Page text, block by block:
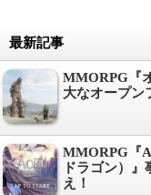
最新記事
MMORPG『
大なオープン
MMORPG『
ドラゴン）
え！